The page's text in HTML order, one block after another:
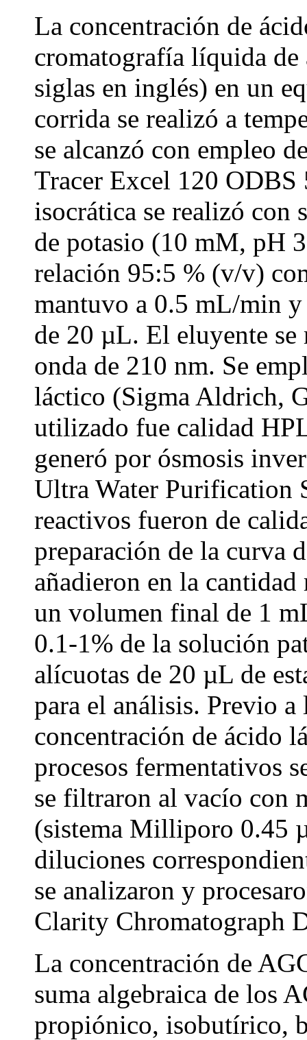
La concentración de
cromatografía líquida
siglas en inglés) en un
corrida se realizó a
se alcanzó con empleo
Tracer Excel 120
isocrática se realizó con
de potasio (10 mM, pH
relación 95:5 % (v/v)
mantuvo a 0.5 mL/min
de 20 µL. El eluyente
onda de 210 nm. Se
láctico (Sigma Aldrich,
utilizado fue calidad
generó por ósmosis
Ultra Water Purification
reactivos fueron de
preparación de la curva
añadieron en la
un volumen final de 1
0.1-1% de la solución
alícuotas de 20 µL de
para el análisis. Previo
concentración de ácido
procesos fermentativos
se filtraron al vacío con
(sistema Milliporo 0.45
diluciones
se analizaron y
Clarity Chromatograph
La concentración de
suma algebraica de los
propiónico, isobutírico,